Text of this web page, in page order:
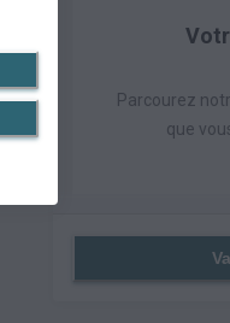
Parcourez
que